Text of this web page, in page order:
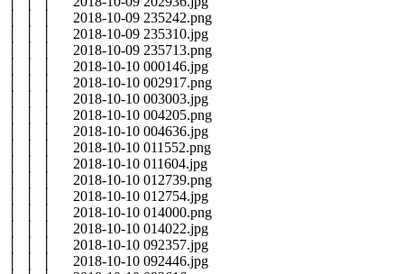
│ │ │ 2018-10-09 235242.png
│ │ │ 2018-10-09 235310.jpg
│ │ │ 2018-10-09 235713.png
│ │ │ 2018-10-10 000146.jpg
│ │ │ 2018-10-10 002917.png
│ │ │ 2018-10-10 003003.jpg
│ │ │ 2018-10-10 004205.png
│ │ │ 2018-10-10 004636.jpg
│ │ │ 2018-10-10 011552.png
│ │ │ 2018-10-10 011604.jpg
│ │ │ 2018-10-10 012739.png
│ │ │ 2018-10-10 012754.jpg
│ │ │ 2018-10-10 014000.png
│ │ │ 2018-10-10 014022.jpg
│ │ │ 2018-10-10 092357.jpg
│ │ │ 2018-10-10 092446.jpg